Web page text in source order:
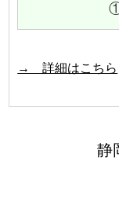
→ 詳細はこちら
静